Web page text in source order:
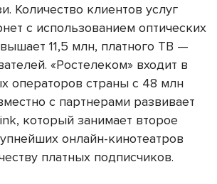
Количество клиентов услуг
с использованием оптических
11,5 млн, платного ТВ —
«Ростелеком» входит в
операторов страны с 48 млн
с партнерами развивает
который занимает второе
онлайн-кинотеатров
платных подписчиков.